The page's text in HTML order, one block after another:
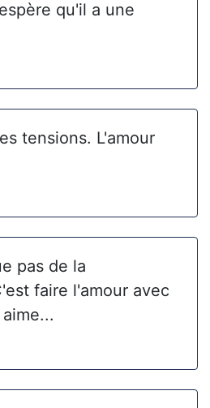
qu'il a une
tensions. L'amour
pas de la
faire l'amour avec